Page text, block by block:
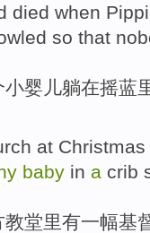
died when Pippi
so that
小婴儿躺在摇蓝
at Christmas
baby in a crib
教堂里有一幅基